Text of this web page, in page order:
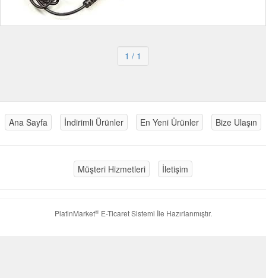
1 / 1
Ana Sayfa İndirimli Ürünler En Yeni Ürünler Bize Ulaşın
Müşteri Hizmetleri İletişim
PlatinMarket®E-Ticaret Sistemi İle Hazırlanmıştır.